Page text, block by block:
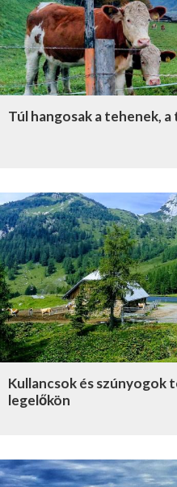
Túl hangosak a tehenek,
Kullancsok és szúnyogok
legelőkön